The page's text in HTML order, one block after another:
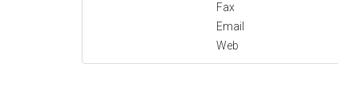
Fax
Email
Web